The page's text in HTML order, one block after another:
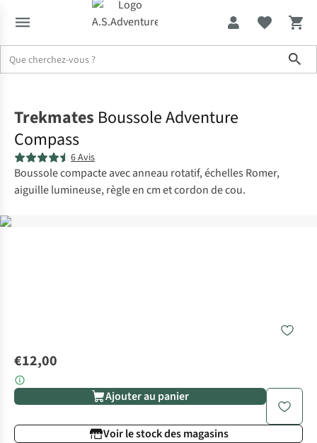
Trekmates Boussole Adventure
Compass
6 Avis
Boussole compacte avec anneau rotatif, échelles Romer,
aiguille lumineuse, règle en cm et cordon de cou.
€12,00
Ajouter au panier
Voir le stock des magasins